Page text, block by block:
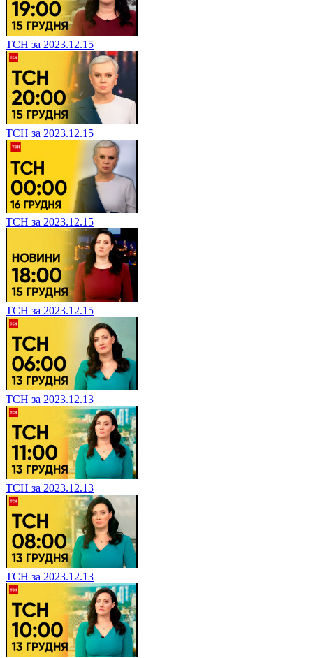
ТСН за 2023.12.15
ТСН за 2023.12.15
ТСН за 2023.12.15
ТСН за 2023.12.15
ТСН за 2023.12.13
ТСН за 2023.12.13
ТСН за 2023.12.13